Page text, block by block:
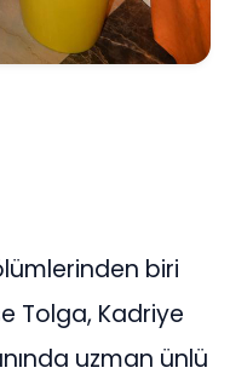
biri
Tolga, Kadriye
uzman ünlü